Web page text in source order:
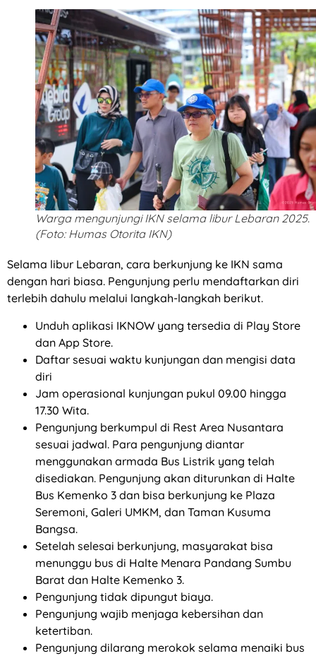
Warga mengunjungi IKN selama libur Lebaran 2025.
(Foto: Humas Otorita IKN)
Selama libur Lebaran, cara berkunjung ke IKN sama
dengan hari biasa. Pengunjung perlu mendaftarkan diri
terlebih dahulu melalui langkah-langkah berikut.
Unduh aplikasi IKNOW yang tersedia di Play Store
dan App Store.
Daftar sesuai waktu kunjungan dan mengisi data
diri
Jam operasional kunjungan pukul 09.00 hingga
17.30 Wita.
Pengunjung berkumpul di Rest Area Nusantara
sesuai jadwal. Para pengunjung diantar
menggunakan armada Bus Listrik yang telah
disediakan. Pengunjung akan diturunkan di Halte
Bus Kemenko 3 dan bisa berkunjung ke Plaza
Seremoni, Galeri UMKM, dan Taman Kusuma
Bangsa.
Setelah selesai berkunjung, masyarakat bisa
menunggu bus di Halte Menara Pandang Sumbu
Barat dan Halte Kemenko 3.
Pengunjung tidak dipungut biaya.
Pengunjung wajib menjaga kebersihan dan
ketertiban.
Pengunjung dilarang merokok selama menaiki bus